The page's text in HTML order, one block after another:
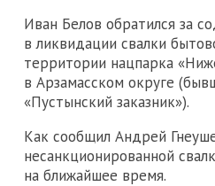
Иван Белов обратился за
в ликвидации свалки
территории нацпарка
в Арзамасском округе
«Пустынский заказник»).
Как сообщил Андрей
несанкционированной
на ближайшее время.